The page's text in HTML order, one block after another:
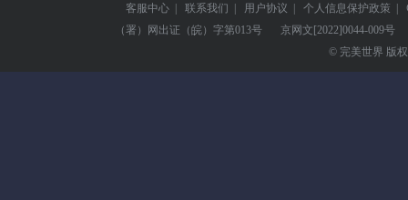
客服中心 | 联系我们 | 用户协议 | 个人信息保护政策 |
（署）网出证（皖）字第013号
京网文[2022]0044-009号
© 完美世界 版权